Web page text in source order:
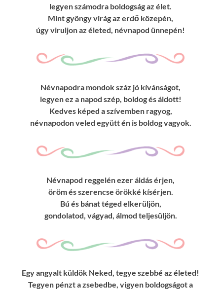
legyen számodra boldogság az élet.
Mint gyöngy virág az erdő közepén,
úgy viruljon az életed, névnapod ünnepén!
Névnapodra mondok száz jó kívánságot,
legyen ez a napod szép, boldog és áldott!
Kedves képed a szívemben ragyog,
névnapodon veled együtt én is boldog vagyok.
Névnapod reggelén ezer áldás érjen,
öröm és szerencse örökké kísérjen.
Bú és bánat téged elkerüljön,
gondolatod, vágyad, álmod teljesüljön.
Egy angyalt küldök Neked, tegye szebbé az életed!
Tegyen pénzt a zsebedbe, vigyen boldogságot a